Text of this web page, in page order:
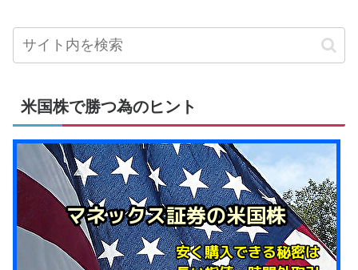
米国株で勝つ為のヒント